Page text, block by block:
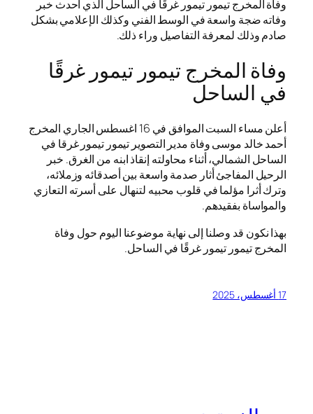
وفاة المخرج تيمور تيمور غرقًا في الساحل الذي أحدث خبر
وفاته ضجة واسعة في الوسط الفني وكذلك الإعلامي بشكل
صادم وذلك لمعرفة التفاصيل وراء ذلك.
وفاة المخرج تيمور تيمور غرقًا
في الساحل
أعلن مساء السبت الموافق في 16 اغسطس الجاري المخرج
أحمد خالد موسى وفاة مدير التصوير تيمور تيمور غرقا في
الساحل الشمالي، أثناء محاولته إنقاذ ابنه من الغرق. خبر
الرحيل المفاجئ أثار صدمة واسعة بين أصدقائه وزملائه،
وترك أثرا مؤلما في قلوب محبيه لتنهال على أسرته التعازي
والمواساة بفقيدهم.
بهذا نكون قد وصلنا إلى نهاية موضوعنا اليوم حول وفاة
المخرج تيمور تيمور غرقًا في الساحل.
17 أغسطس، 2025